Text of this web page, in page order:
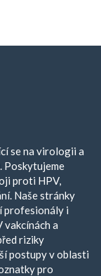
se na virologii a
Poskytujeme
proti HPV,
Naše stránky
profesionály i
vakcínách a
riziky
postupy v oblasti
pro